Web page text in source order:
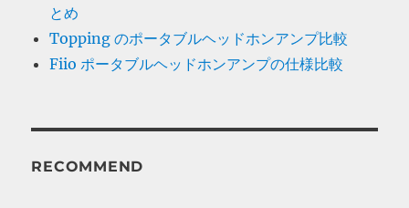
とめ
Topping のポータブルヘッドホンアンプ比較
Fiio ポータブルヘッドホンアンプの仕様比較
RECOMMEND